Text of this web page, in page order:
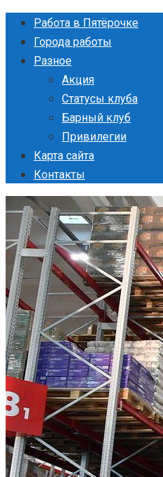
Перейти
контенту
Работа в Пятёрочке
Города работы
Разное
Акция
Статусы клуба
Барный клуб
Привилегии
Карта сайта
Контакты